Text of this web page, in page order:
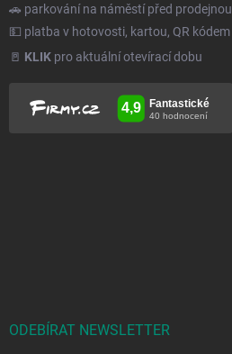
🚗 parkování na náměstí před prodejnou
💵 platba v hotovosti, kartou, QR kódem
🚪 KLIK pro aktuální otevírací dobu
ODEBÍRAT NEWSLETTER